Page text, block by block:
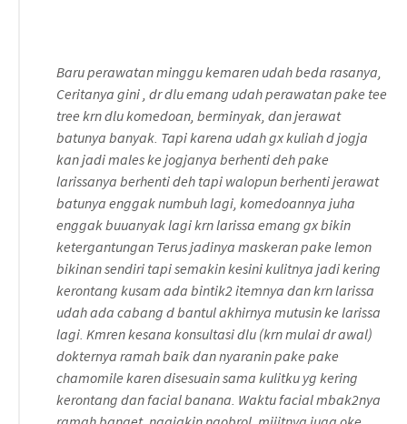
Baru perawatan minggu kemaren udah beda rasanya,
Ceritanya gini , dr dlu emang udah perawatan pake tee
tree krn dlu komedoan, berminyak, dan jerawat
batunya banyak. Tapi karena udah gx kuliah d jogja
kan jadi males ke jogjanya berhenti deh pake
larissanya berhenti deh tapi walopun berhenti jerawat
batunya enggak numbuh lagi, komedoannya juha
enggak buuanyak lagi krn larissa emang gx bikin
ketergantungan Terus jadinya maskeran pake lemon
bikinan sendiri tapi semakin kesini kulitnya jadi kering
kerontang kusam ada bintik2 itemnya dan krn larissa
udah ada cabang d bantul akhirnya mutusin ke larissa
lagi. Kmren kesana konsultasi dlu (krn mulai dr awal)
dokternya ramah baik dan nyaranin pake pake
chamomile karen disesuain sama kulitku yg kering
kerontang dan facial banana. Waktu facial mbak2nya